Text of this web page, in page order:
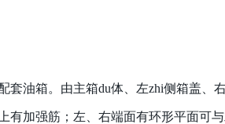
套油箱。由主箱du体、左zhi侧箱盖
有加强筋；左、右端面有环形平面可